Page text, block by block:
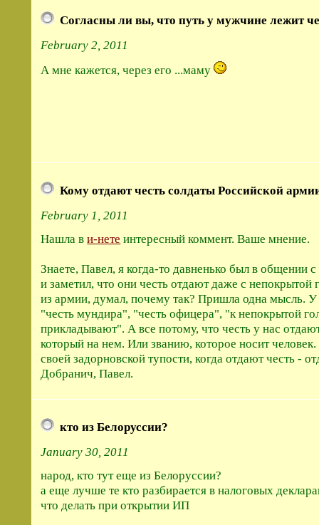
Согласны ли вы, что путь у мужчине лежит
February 2, 2011
А мне кажется, через его ...маму
Кому отдают честь солдаты Российской
February 1, 2011
Нашла ви-нете интересный коммент. Ваше мнение.
Знаете, Павел, я когда-то давненько был в
и заметил, что они честь отдают даже с
из армии, думал, почему так? Пришла одна мысль. У
"честь мундира", "честь офицера", "к непокрытой
прикладывают". А все потому, что честь у нас
который на нем. Или званию, которое носит
своей задорновской тупости, когда отдают честь -
Добранич, Павел.
кто из Белоруссии?
January 30, 2011
народ, кто тут еще из Белоруссии?
а еще лучше те кто разбирается в налоговых
что делать при открытии ИП